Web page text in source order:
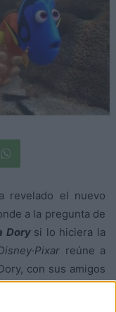
revelado el nuevo
a la pregunta de
Dory si lo hiciera la
reúne a
con sus amigos
sobre su